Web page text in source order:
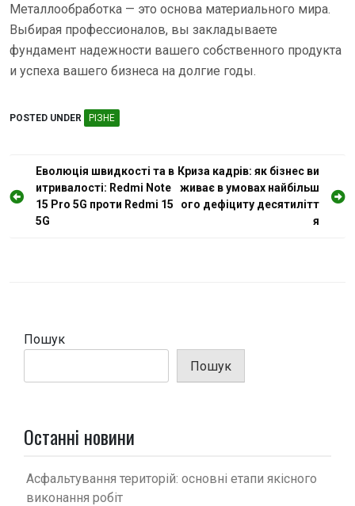
Металлообработка — это основа материального мира.
Выбирая профессионалов, вы закладываете
фундамент надежности вашего собственного продукта
и успеха вашего бизнеса на долгие годы.
POSTED UNDER РІЗНЕ
а
Еволюція швидкості та в
итривалості: Redmi Note
15 Pro 5G проти Redmi 15
5G
Криза кадрів: як бізнес ви
живає в умовах найбільш
ого дефіциту десятилітт
я
Пошук
Пошук
Останні новини
Асфальтування територій: основні етапи якісного
виконання робіт